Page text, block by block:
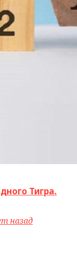
Тигра.
назад